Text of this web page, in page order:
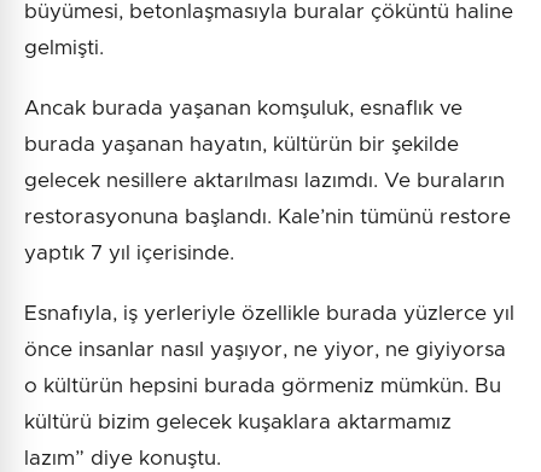
büyümesi, betonlaşmasıyla buralar çöküntü haline
gelmişti.
Ancak burada yaşanan komşuluk, esnaflık ve
burada yaşanan hayatın, kültürün bir şekilde
gelecek nesillere aktarılması lazımdı. Ve buraların
restorasyonuna başlandı. Kale’nin tümünü restore
yaptık 7 yıl içerisinde.
Esnafıyla, iş yerleriyle özellikle burada yüzlerce yıl
önce insanlar nasıl yaşıyor, ne yiyor, ne giyiyorsa
o kültürün hepsini burada görmeniz mümkün. Bu
kültürü bizim gelecek kuşaklara aktarmamız
lazım” diye konuştu.